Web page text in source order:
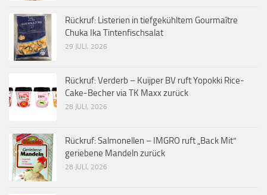
Rückruf: Listerien in tiefgekühltem Gourmaître
Chuka Ika Tintenfischsalat
29 JULI, 2026
Rückruf: Verderb – Kuijper BV ruft Yopokki Rice-
Cake-Becher via TK Maxx zurück
28 JULI, 2026
Rückruf: Salmonellen – IMGRO ruft „Back Mit“
geriebene Mandeln zurück
28 JULI, 2026